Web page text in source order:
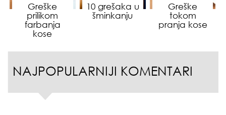
Greške
prilikom
farbanja
kose
10 grešaka u
šminkanju
Greške
tokom
pranja kose
NAJPOPULARNIJI KOMENTARI